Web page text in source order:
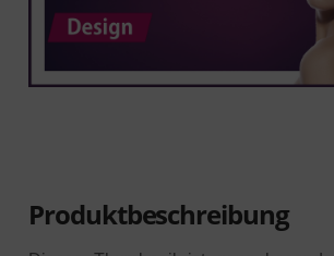
Produktbeschreibung